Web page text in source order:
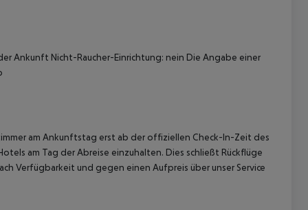
Ankunft Nicht-Raucher-Einrichtung: nein Die Angabe einer
am Ankunftstag erst ab der offiziellen Check-In-Zeit des
am Tag der Abreise einzuhalten. Dies schließt Rückflüge
Verfügbarkeit und gegen einen Aufpreis über unser Service